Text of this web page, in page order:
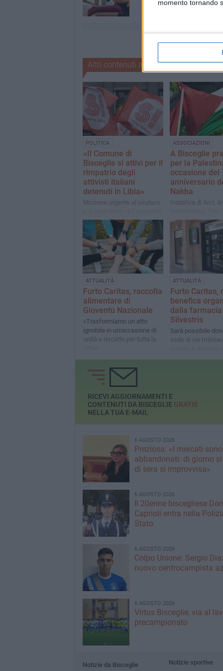
momento tornando
Altri contenuti a tema
POLITICA
«Il Comune di
Bisceglie si attivi per il
rimpatrio degli
attivisti italiani
detenuti in Libia»
Mozione urgente al sindaco
comunale da parte di Gianni
Naglieri (Sinistra Italiana)
ASSOCIAZIONI
A Bisceglie
per la
occasione del
anniversario
Nakba
Iniziativa di Arci,
Anpi
ATTUALITÀ
Furto Caritas, raccolta
alimentare di
Gioventù Nazionale
«Trasformiamo un atto
ignobile in un'occasione di
unità e riscatto per tutta la
ATTUALITÀ
Furto Caritas,
benefica
dalla farmacia
Silvestris
Sarà possibile
sede di via
sabato e
per bambini e
RICEVI AGGIORNAMENTI E
CONTENUTI DA BISCEGLIE GRATIS
NELLA TUA E-MAIL
6 AGOSTO 2026
Preziosa: «I mercati sono
abbandonati: di giorno si
di sera si improvvisa»
6 AGOSTO 2026
Il 20enne biscegliese
Caprioli entra nella
Stato
6 AGOSTO 2026
Colpo Unione: Sergio
nuovo centrocampista
6 AGOSTO 2026
Virtus Bisceglie, via al
precampionato
Notizie da Bisceglie
Notizie sportive